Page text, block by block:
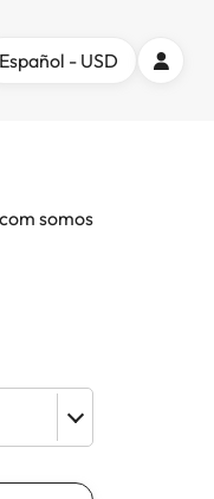
Español - USD
somos